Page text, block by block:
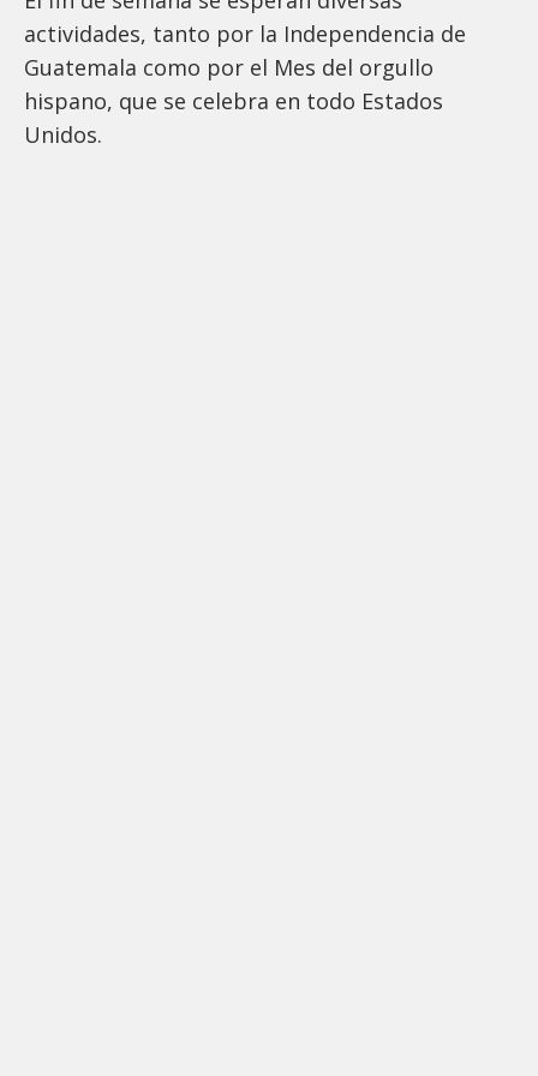
actividades, tanto por la Independencia de
Guatemala como por el Mes del orgullo
hispano, que se celebra en todo Estados
Unidos.